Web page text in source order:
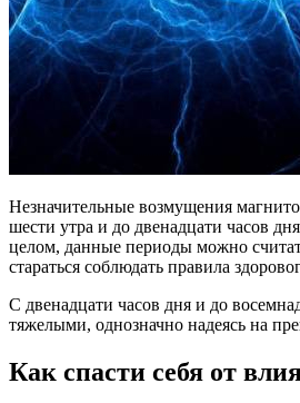
Незначительные возмущения
шести утра и до двенадцати часов
целом, данные периоды можно
стараться соблюдать правила
С двенадцати часов дня и до
тяжелыми, однозначно надеясь на
Как спасти себя от